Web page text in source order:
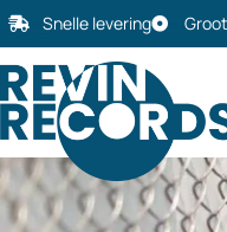
Snelle levering